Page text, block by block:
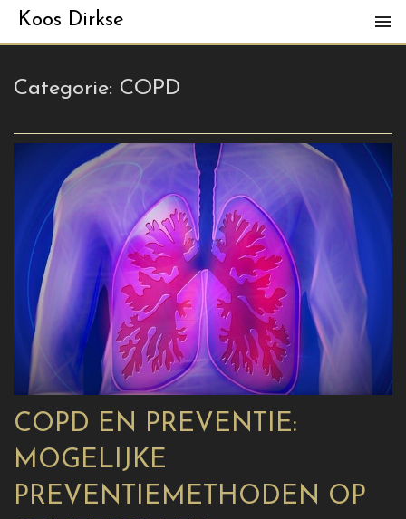
Koos Dirkse
Categorie: COPD
COPD EN PREVENTIE:
MOGELIJKE
PREVENTIEMETHODEN OP